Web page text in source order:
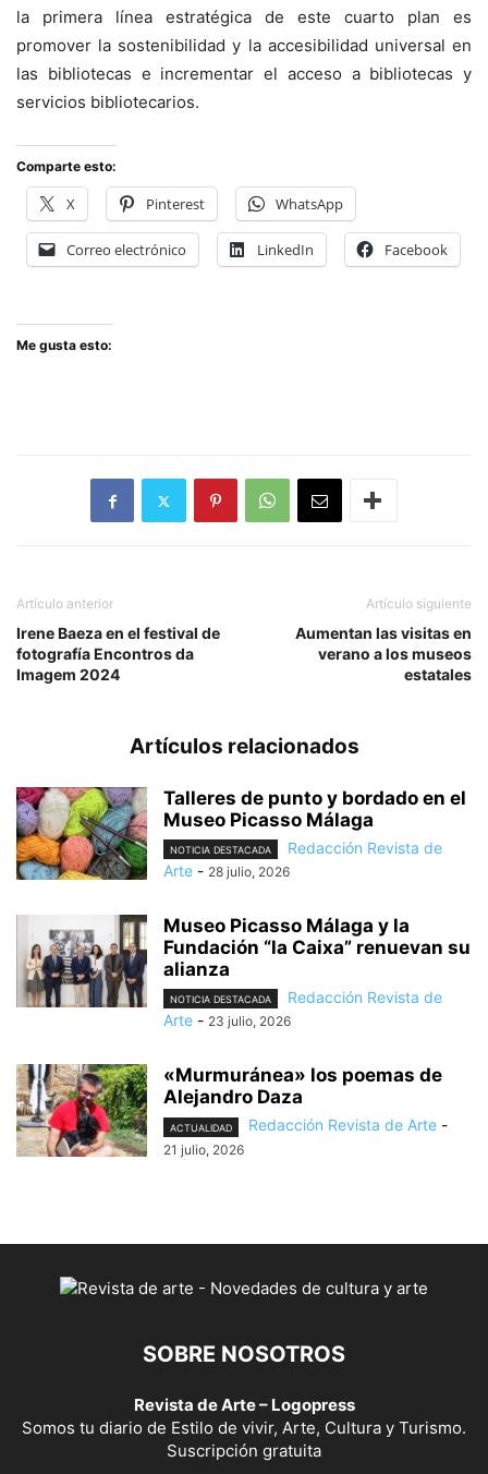
la primera línea estratégica de este cuarto plan es
promover la sostenibilidad y la accesibilidad universal en
las bibliotecas e incrementar el acceso a bibliotecas y
servicios bibliotecarios.
Comparte esto:
X Pinterest WhatsApp
Correo electrónico LinkedIn Facebook
Me gusta esto:
Artículo anterior
Irene Baeza en el festival de
fotografía Encontros da
Imagem 2024
Artículo siguiente
Aumentan las visitas en
verano a los museos
estatales
Artículos relacionados
Talleres de punto y bordado en el
Museo Picasso Málaga
NOTICIA DESTACADA
Redacción Revista de
Arte - 28 julio, 2026
Museo Picasso Málaga y la
Fundación “la Caixa” renuevan su
alianza
NOTICIA DESTACADA
Redacción Revista de
Arte - 23 julio, 2026
«Murmuránea» los poemas de
Alejandro Daza
ACTUALIDAD Redacción Revista de Arte -
21 julio, 2026
SOBRE NOSOTROS
Revista de Arte – Logopress
Somos tu diario de Estilo de vivir, Arte, Cultura y Turismo.
Suscripción gratuita